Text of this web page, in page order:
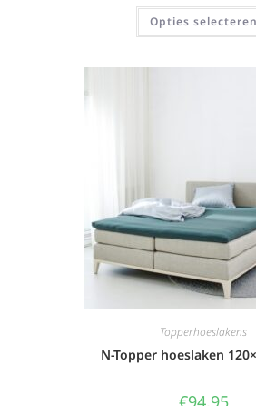
Opties selecteren
Topperhoeslakens
N-Topper hoeslaken
€94,95